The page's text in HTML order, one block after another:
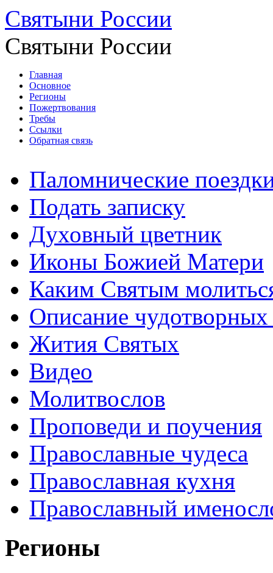
Святыни России
Святыни России
Главная
Основное
Регионы
Пожертвования
Требы
Ссылки
Обратная связь
Паломнические
Подать записку
Духовный цветник
Иконы Божией Матери
Каким Святым
Описание
Жития Святых
Видео
Молитвослов
Проповеди и поучения
Православные чудеса
Православная кухня
Православный
Регионы